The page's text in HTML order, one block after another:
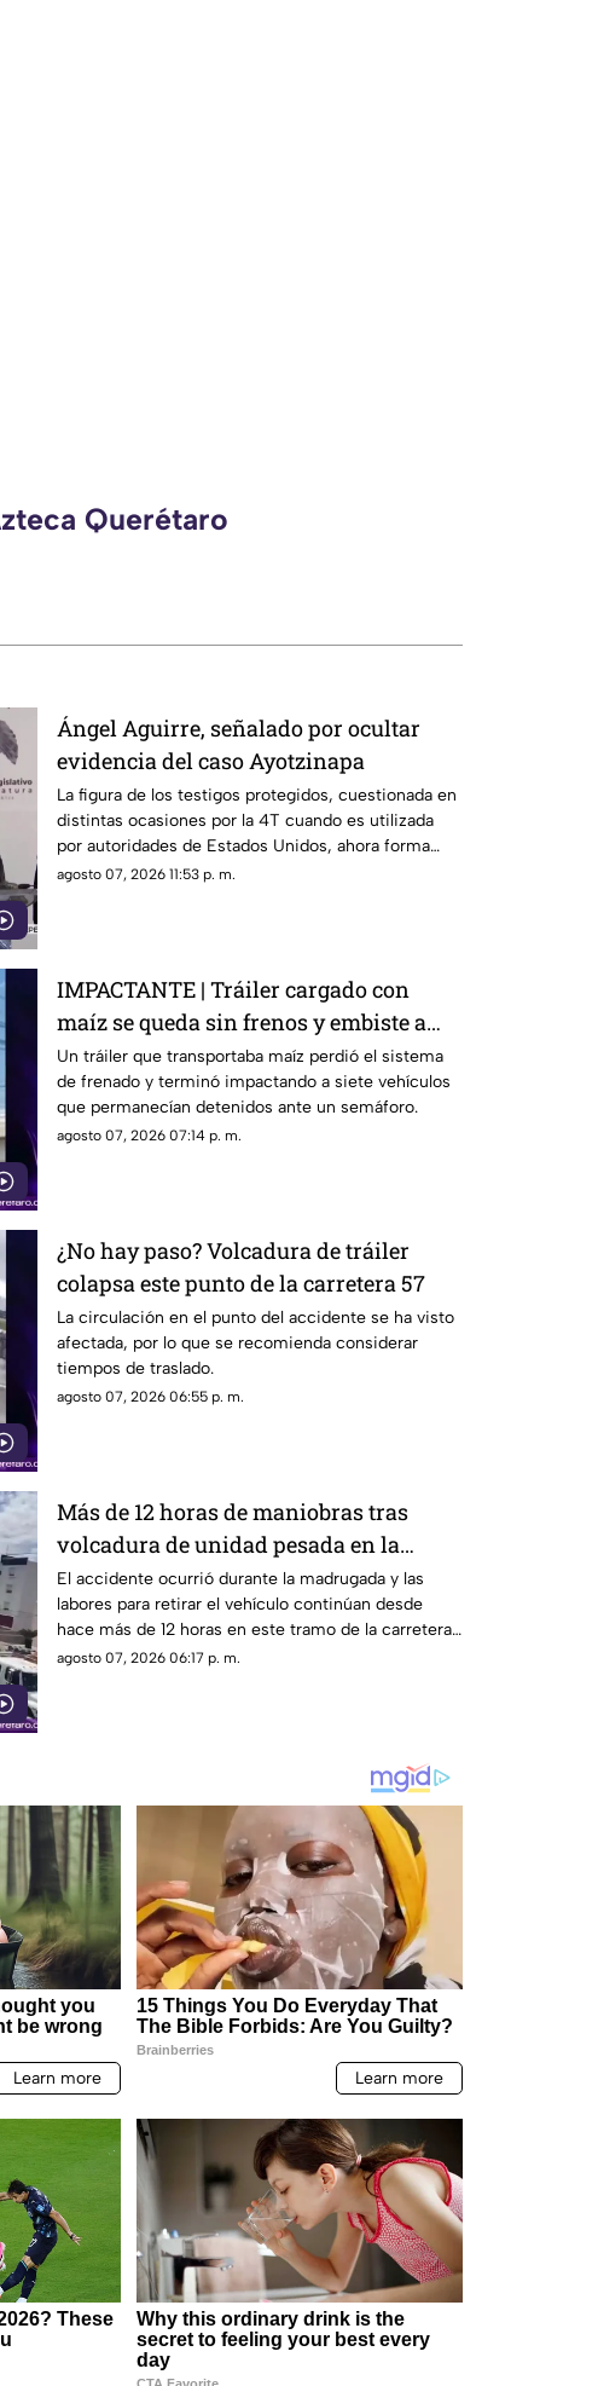
Querétaro
Ángel Aguirre, señalado por ocultar
evidencia del caso Ayotzinapa
La figura de los testigos protegidos, cuestionada en
distintas ocasiones por la 4T cuando es utilizada
por autoridades de Estados Unidos, ahora forma
parte de los elementos de la investigación contra el
agosto 07, 2026 11:53 p. m.
IMPACTANTE | Tráiler cargado con
maíz se queda sin frenos y embiste a
siete vehículos
Un tráiler que transportaba maíz perdió el sistema
de frenado y terminó impactando a siete vehículos
que permanecían detenidos ante un semáforo.
agosto 07, 2026 07:14 p. m.
¿No hay paso? Volcadura de tráiler
colapsa este punto de la carretera 57
La circulación en el punto del accidente se ha visto
afectada, por lo que se recomienda considerar
tiempos de traslado.
agosto 07, 2026 06:55 p. m.
Más de 12 horas de maniobras tras
volcadura de unidad pesada en la
carretera 57
El accidente ocurrió durante la madrugada y las
labores para retirar el vehículo continúan desde
hace más de 12 horas en este tramo de la carretera
57.
agosto 07, 2026 06:17 p. m.